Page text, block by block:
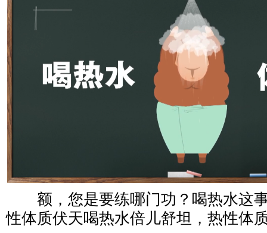
额，您是要练哪门功？喝热水这
性体质伏天喝热水倍儿舒坦，热性体